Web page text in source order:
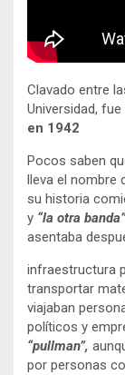
Clavado entre
Universidad,
en 1942
Pocos saben
lleva el nombre
su historia
y “la otra
asentaba
infraestructura
transportar
viajaban
políticos y
“pullman”,
por personas